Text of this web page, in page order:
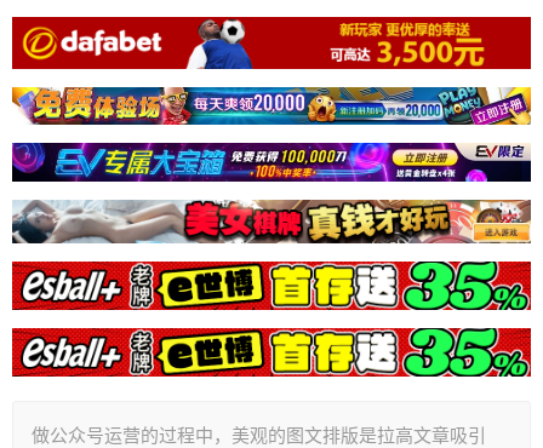
做公众号运营的过程中，美观的图文排版是拉高文章吸引